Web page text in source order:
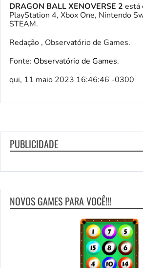
DRAGON BALL XENOVERSE 2 está
PlayStation 4, Xbox One, Nintendo
STEAM.
Redação , Observatório de Games.
Fonte: Observatório de Games.
qui, 11 maio 2023 16:46:46 -0300
PUBLICIDADE
NOVOS GAMES PARA VOCÊ!!!